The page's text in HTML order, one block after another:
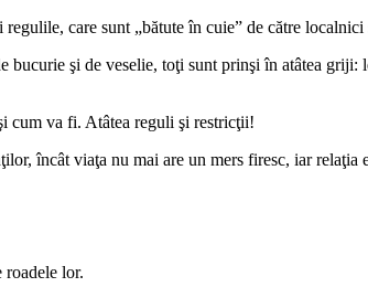
care sunt „bătute în cuie” de către
bucurie şi de veselie, toţi sunt prinşi în atâtea
cum va fi. Atâtea reguli şi restricţii!
încât viaţa nu mai are un mers firesc, iar relaţia
roadele lor.